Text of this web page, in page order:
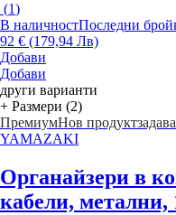
(1)
В наличностПоследни
92 € (179,94 Лв)
Добави
Добави
други варианти
+ Размери (2)
ПремиумНов продукт
YAMAZAKI
Органайзери в
кабели, метални,